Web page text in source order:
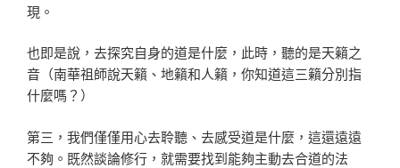
現。
也即是說，去探究自身的道是什麼，此時，聽的是天籟之
音（南華祖師說天籟、地籟和人籟，你知道這三籟分別指
什麼嗎？）
第三，我們僅僅用心去聆聽、去感受道是什麼，這還遠遠
不夠。既然談論修行，就需要找到能夠主動去合道的法